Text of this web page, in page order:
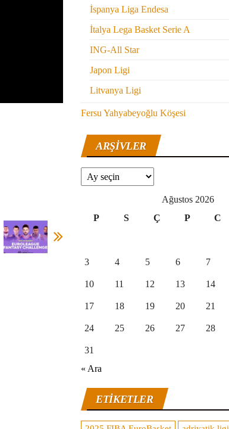
İspanya Liga Endesa
İtalya Lega Basket Serie A
ING-All Star
Japon Ligi
Litvanya Ligi
Fersu Yahyabeyoğlu Köşesi
ARŞIVLER
Arşivler
Ağustos 2026
P
S Ç P C
3 4 5 6 7
10 11 12 13 14
17 18 19 20 21
24 25 26 27 28
31
« Ara
ETIKETLER